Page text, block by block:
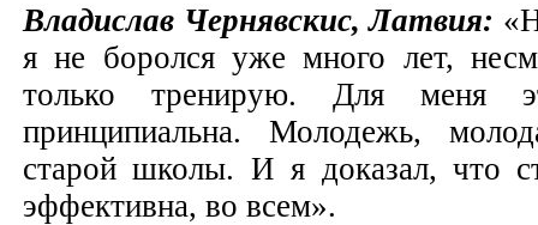
Владислав Чернявскис, Латвия:
я не боролся уже много лет,
только тренирую. Для меня
принципиальна. Молодежь,
старой школы. И я доказал, что
эффективна, во всем».